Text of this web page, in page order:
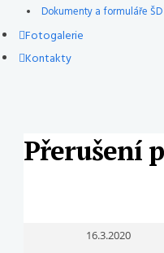
Dokumenty a formuláře ŠD
Fotogalerie
Kontakty
Přerušení
16.3.2020